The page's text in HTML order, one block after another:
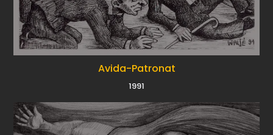
Avida-Patronat
1991